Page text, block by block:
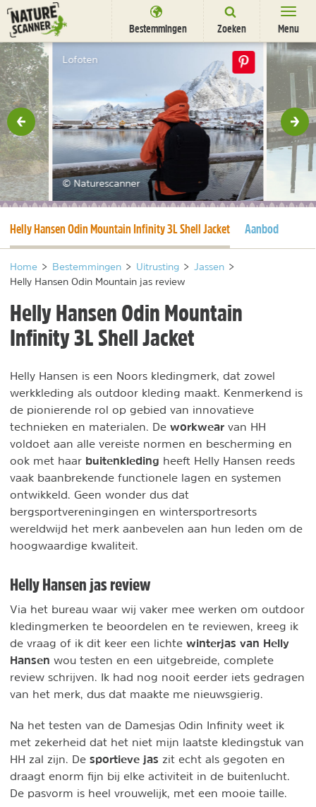
Ga
naar
content
Bestemmingen Zoeken Menu
Bestemmingen
Overnachten
Activiteiten
Natuurparken
Dieren
Nieuwsbrief Uitgelicht
Lofoten
© Naturescanner
Huidige pagina
Helly Hansen Odin Mountain Infinity 3L Shell Jacket Aanbod
Home > Bestemmingen > Uitrusting > Jassen >
Helly Hansen Odin Mountain jas review
Helly Hansen Odin Mountain
Infinity 3L Shell Jacket
Helly Hansen is een Noors kledingmerk, dat zowel
werkkleding als outdoor kleding maakt. Kenmerkend is
de pionierende rol op gebied van innovatieve
technieken en materialen. De workwear van HH
voldoet aan alle vereiste normen en bescherming en
ook met haar buitenkleding heeft Helly Hansen reeds
vaak baanbrekende functionele lagen en systemen
ontwikkeld. Geen wonder dus dat
bergsportvereningingen en wintersportresorts
wereldwijd het merk aanbevelen aan hun leden om de
hoogwaardige kwaliteit.
Helly Hansen jas review
Via het bureau waar wij vaker mee werken om outdoor
kledingmerken te beoordelen en te reviewen, kreeg ik
de vraag of ik dit keer een lichte winterjas van Helly
Hansen wou testen en een uitgebreide, complete
review schrijven. Ik had nog nooit eerder iets gedragen
van het merk, dus dat maakte me nieuwsgierig.
Na het testen van de Damesjas Odin Infinity weet ik
met zekerheid dat het niet mijn laatste kledingstuk van
HH zal zijn. De sportieve jas zit echt als gegoten en
draagt enorm fijn bij elke activiteit in de buitenlucht.
De pasvorm is heel vrouwelijk, met een mooie taille.